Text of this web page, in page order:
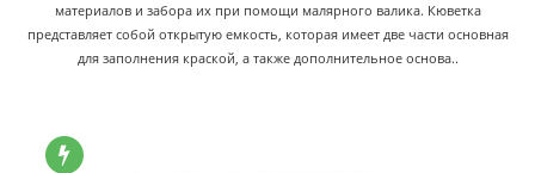
материалов и забора их при помощи малярного валика. Кюветка
представляет собой открытую емкость, которая имеет две части основная
для заполнения краской, а также дополнительное основа..